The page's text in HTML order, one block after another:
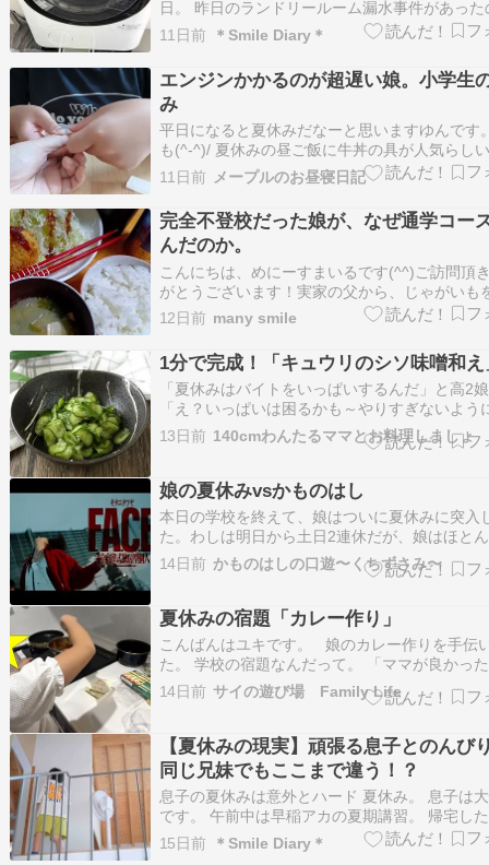
日。 昨日のランドリールーム漏水事件があった
朝起きるまでドキドキでした。 恐る恐る洗面所
と… よし！！ 漏れてない！！正しくは漏れて
日の対策が功を奏したようです。 今回やった
はこちら。 ① ドアの破損部分…
11日前 ＊Smile Diary＊
エンジンかかるのが超遅い娘。小学生
み
平日になると夏休みだなーと思いますゆんです
も(^-^)/ 夏休みの昼ご飯に牛丼の具が人気らしい
S【24時間限定58%OFF！8,400円！】大容量
定BOX 松屋 公式 牛丼 牛めしの具(プレミアム
個セット たっぷり135g 牛めし 牛丼の具 牛肉
つ…
11日前 メープルのお昼寝日記
完全不登校だった娘が、なぜ通学コー
んだのか。
こんにちは、めにーすまいるです(^^)ご訪問頂
がとうございます！実家の父から、じゃがいも
さんもらったのでコロッケを作りました〜
5〜中3まで完全不登校だった我が家の娘。文字
り、...
12日前 many smile
1分で完成！「キュウリのシソ味噌和え
「夏休みはバイトをいっぱいするんだ」と高2
「え？いっぱいは困るかも～やりすぎないよう
してね」「わかってるって～頑張ってもそんな
多くならないし」と言いながら昨日も一昨日も
ずだけどそれはどこへ～ 今回はきゅうりの簡…
13日前 140cmわんたるママとお料理しましょ
娘の夏休みvsかものはし
本日の学校を終えて、娘はついに夏休みに突入
た。わしは明日から土日2連休だが、娘はほと
連休。これは、裏切りと言ってもいい暴挙であ
まで毎週日曜日の午後になっては 「もうすぐ
嘆息をつきあう仲だったのだが、こ…
14日前 かものはしの口遊〜くちずさみ〜
夏休みの宿題「カレー作り」
こんばんはユキです。 娘のカレー作りを手伝
た。 学校の宿題なんだって。 「ママが良かっ
口に出していう娘。(੭ु´･ω･`)੭ु⁾⁾ ｷｽﾞﾂｸﾜｰ に
んとじゃがいもをピーラーで皮むきして包丁で
指が逃げ…
14日前 サイの遊び場 Family Life
【夏休みの現実】頑張る息子とのんび
同じ兄妹でもここまで違う！？
息子の夏休みは意外とハード 夏休み。 息子は
です。 午前中は早稲アカの夏期講習。 帰宅し
食を食べて、塾の宿題。 その後、少しだけ友達
ムを楽しみ、 木曜日は地元塾で国語強化。 な
15日前 ＊Smile Diary＊